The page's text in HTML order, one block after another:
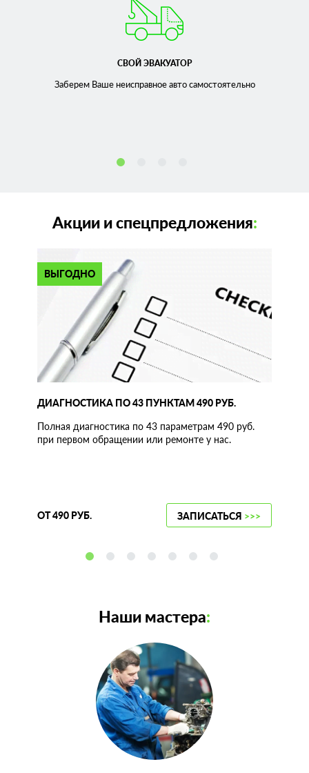
СВОЙ ЭВАКУАТОР
Заберем Ваше неисправноеавто самостоятельно
Акции и спецпредложения:
ВЫГОДНО
ДИАГНОСТИКА ПО 43 ПУНКТАМ 490 РУБ.
Полная диагностика по 43 параметрам 490 руб.
при первом обращении или ремонте у нас.
ОТ 490 РУБ. ЗАПИСАТЬСЯ >>>
Наши мастера: